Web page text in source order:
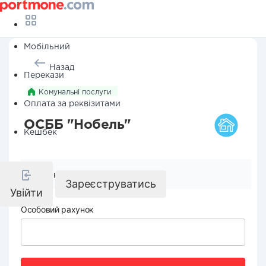
Мобільний
Перекази
Оплата за реквізитами
Кешбек
Увійти
Зареєструватись
Назад
Комунальні послуги
ОСББ "Нобель"
Реквізити компанії
Особовий рахунок